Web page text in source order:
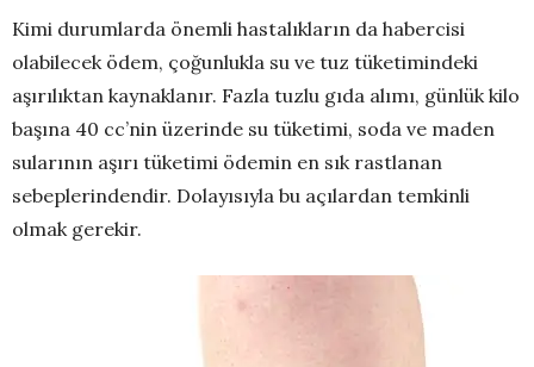
Kimi durumlarda önemli hastalıkların da habercisi
olabilecek ödem, çoğunlukla su ve tuz tüketimindeki
aşırılıktan kaynaklanır. Fazla tuzlu gıda alımı, günlük kilo
başına 40 cc’nin üzerinde su tüketimi, soda ve maden
sularının aşırı tüketimi ödemin en sık rastlanan
sebeplerindendir. Dolayısıyla bu açılardan temkinli
olmak gerekir.